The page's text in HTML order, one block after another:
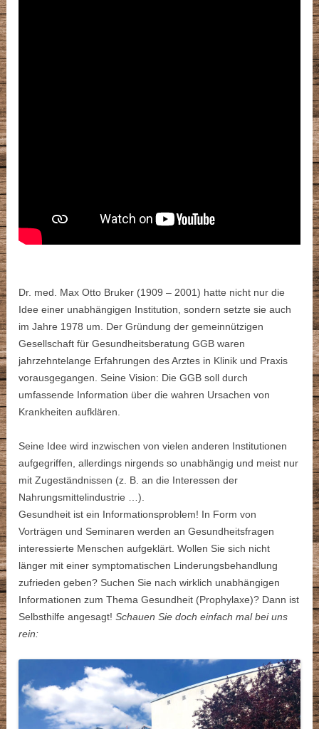
Dr. med. Max Otto Bruker (1909 – 2001) hatte nicht nur die
Idee einer unabhängigen Institution, sondern setzte sie auch
im Jahre 1978 um. Der Gründung der gemeinnützigen
Gesellschaft für Gesundheitsberatung GGB waren
jahrzehntelange Erfahrungen des Arztes in Klinik und Praxis
vorausgegangen. Seine Vision: Die GGB soll durch
umfassende Information über die wahren Ursachen von
Krankheiten aufklären.
Seine Idee wird inzwischen von vielen anderen Institutionen
aufgegriffen, allerdings nirgends so unabhängig und meist nur
mit Zugeständnissen (z. B. an die Interessen der
Nahrungsmittelindustrie …).
Gesundheit ist ein Informationsproblem! In Form von
Vorträgen und Seminaren werden an Gesundheitsfragen
interessierte Menschen aufgeklärt. Wollen Sie sich nicht
länger mit einer symptomatischen Linderungsbehandlung
zufrieden geben? Suchen Sie nach wirklich unabhängigen
Informationen zum Thema Gesundheit (Prophylaxe)? Dann ist
Selbsthilfe angesagt!Schauen Sie doch einfach mal bei uns
rein: